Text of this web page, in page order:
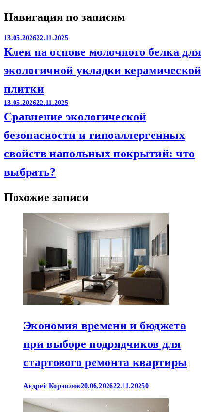
Навигация по записям
13.05.202622.11.2025
Клеи на основе молочного белка для
экологичной укладки керамической
плитки
13.05.202622.11.2025
Сравнение экологической
безопасности и гипоаллергенных
свойств напольных покрытий: что
выбрать?
Похожие записи
Экономия времени и бюджета
при выборе подрядчиков для
стартового ремонта квартиры
Андрей Корнилов20.06.202622.11.20250